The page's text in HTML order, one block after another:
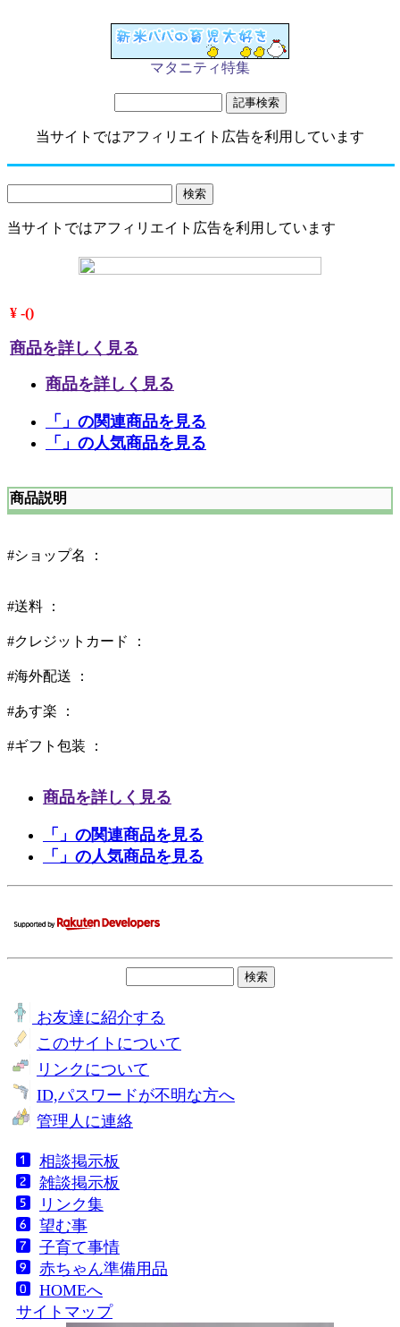
マタニティ特集
当サイトではアフィリエイト広告を利用しています
当サイトではアフィリエイト広告を利用しています
¥ -()
商品を詳しく見る
商品を詳しく見る
「」の関連商品を見る
「」の人気商品を見る
商品説明
#ショップ名 ：
#送料 ：
#クレジットカード ：
#海外配送 ：
#あす楽 ：
#ギフト包装 ：
商品を詳しく見る
「」の関連商品を見る
「」の人気商品を見る
お友達に紹介する
このサイトについて
リンクについて
ID,パスワードが不明な方へ
管理人に連絡
相談掲示板
雑談掲示板
リンク集
望む事
子育て事情
赤ちゃん準備用品
HOMEへ
サイトマップ